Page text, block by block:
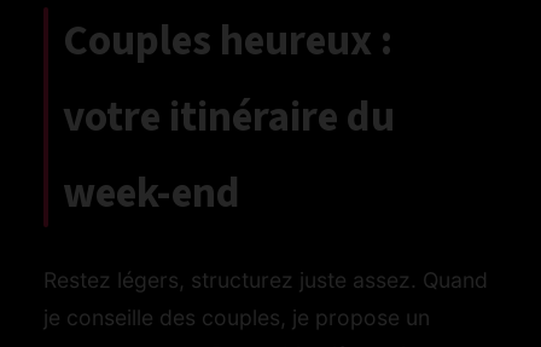
Couples heureux :
votre itinéraire du
week-end
Restez légers, structurez juste assez. Quand
je conseille des couples, je propose un